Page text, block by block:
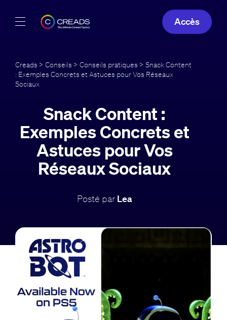
Offres
Guide
Accès
Creads > Conseils > Conseils pratiques > Snack Content
: Exemples Concrets et Astuces pour Vos Réseaux
Sociaux
Snack Content :
Exemples Concrets et
Astuces pour Vos
Réseaux Sociaux
Posté par Lea